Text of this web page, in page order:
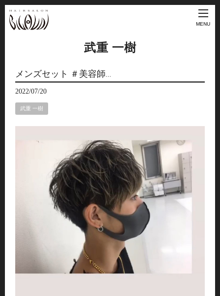
MENU
武重 一樹
メンズセット ＃美容師…
2022/07/20
武重 一樹